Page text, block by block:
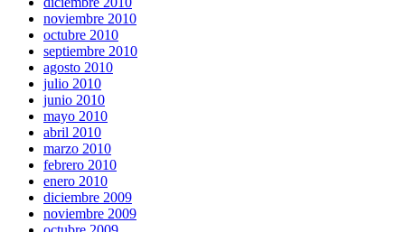
noviembre 2010
octubre 2010
septiembre 2010
agosto 2010
julio 2010
junio 2010
mayo 2010
abril 2010
marzo 2010
febrero 2010
enero 2010
diciembre 2009
noviembre 2009